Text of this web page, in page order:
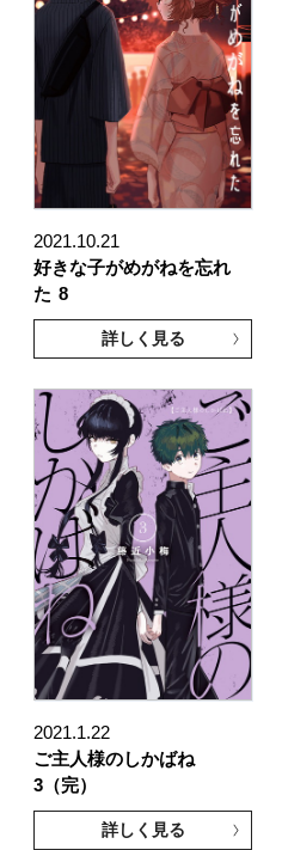
2021.10.21
好きな子がめがねを忘れ
た 8
詳しく見る
2021.1.22
ご主人様のしかばね
3（完）
詳しく見る